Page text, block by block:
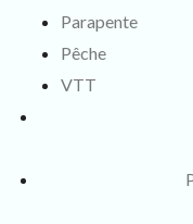
Parapente
Pêche
VTT